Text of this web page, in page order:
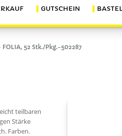
GUTSCHEIN
52 Stk./Pkg.-502287
teilbaren
Stärke
Farben.